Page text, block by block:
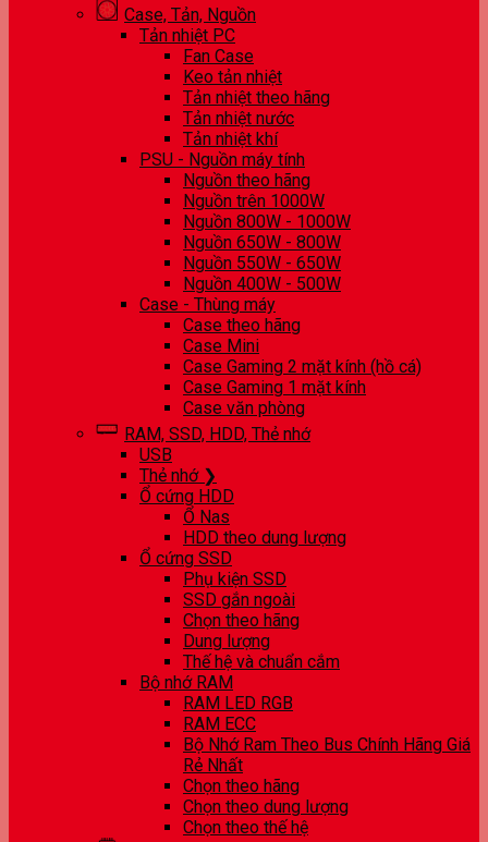
Case, Tản, Nguồn
Tản nhiệt PC
Fan Case
Keo tản nhiệt
Tản nhiệt theo hãng
Tản nhiệt nước
Tản nhiệt khí
PSU - Nguồn máy tính
Nguồn theo hãng
Nguồn trên 1000W
Nguồn 800W - 1000W
Nguồn 650W - 800W
Nguồn 550W - 650W
Nguồn 400W - 500W
Case - Thùng máy
Case theo hãng
Case Mini
Case Gaming 2 mặt kính (hồ cá)
Case Gaming 1 mặt kính
Case văn phòng
RAM, SSD, HDD, Thẻ nhớ
USB
Thẻ nhớ ❯
Ổ cứng HDD
Ổ Nas
HDD theo dung lượng
Ổ cứng SSD
Phụ kiện SSD
SSD gắn ngoài
Chọn theo hãng
Dung lượng
Thế hệ và chuẩn cắm
Bộ nhớ RAM
RAM LED RGB
RAM ECC
Bộ Nhớ Ram Theo Bus Chính Hãng Giá
Rẻ Nhất
Chọn theo hãng
Chọn theo dung lượng
Chọn theo thế hệ